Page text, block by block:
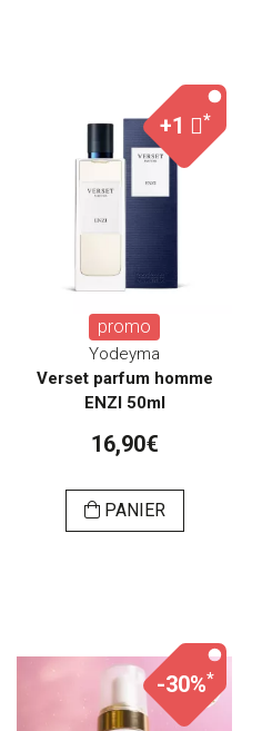
+1 *
promo
Yodeyma
Verset parfum homme
ENZI 50ml
16,90€
PANIER
-30%*